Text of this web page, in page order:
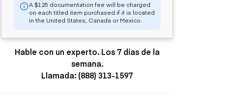
A $125 documentation fee will be charged
on each titled item purchased if it is located
in the United States, Canada or Mexico.
Hable con un experto. Los 7 días de la
semana.
Llamada: (888) 313-1597